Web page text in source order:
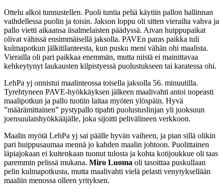
Ottelu alkoi tunnustellen. Puoli tuntia peliä käytiin pallon hallinnan
vaihdellessa puolin ja toisin. Jakson loppu oli sitten vierailta vahva ja
pallo vietti aikaansa iisalmelaisten päädyssä. Aivan huippupaikat
olivat vähissä ensimmäisellä jaksolla. PAVEn paras paikka tuli
kulmapotkun jälkitilanteesta, kun pusku meni vähän ohi maalista.
Vierailla oli pari paikkaa enemmän, mutta niistä ei mainittavaa
kehkeytynyt laukausten kilpistyessä puolustukseen tai karatessa ohi.
LehPa yj onnistui maalinteossa toisella jaksolla 56. minuutilla.
Tyrehtyneen PAVE-hyökkäyksen jälkeen maalivahti antoi nopeasti
maalipotkun ja pallo tuotiin laitaa myöten ylöspäin. Hyvä
”määrämittainen” pystypallo tipahti puolustuslinjan yli juoksuun
joensuulaishyökkääjälle, joka sijoitti pelivälineen verkkoon.
Maalin myötä LehPa yj sai päälle hyvän vaiheen, ja pian sillä olikin
pari huippusaumaa mennä jo kahden maalin johtoon. Puolittainen
läpiajokaan ei kuitenkaan tuonut tulosta ja kohta kotijoukkue oli taas
paremmin pelissä mukana. Miro Luoma oli tasoittaa puskullaan
pelin kulmapotkusta, mutta maalivahti vielä pelasti venytyksellään
maaliin menossa olleen yrityksen.